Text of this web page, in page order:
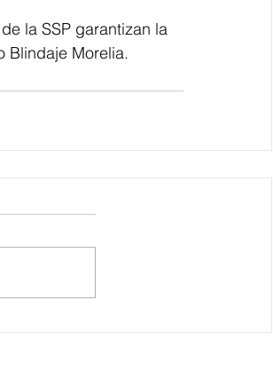
la SSP garantizan la
Blindaje Morelia.